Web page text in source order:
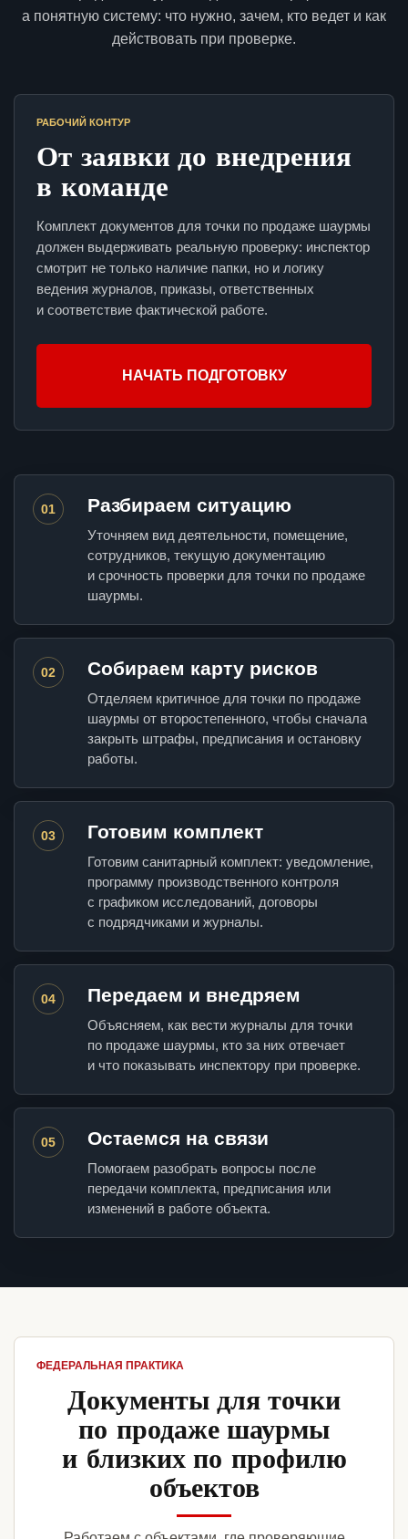
а понятную систему: что нужно, зачем, кто ведет и как
действовать при проверке.
РАБОЧИЙ КОНТУР
От заявки до внедрения
в команде
Комплект документов для точки по продаже шаурмы
должен выдерживать реальную проверку: инспектор
смотрит не только наличие папки, но и логику
ведения журналов, приказы, ответственных
и соответствие фактической работе.
НАЧАТЬ ПОДГОТОВКУ
01 Разбираем ситуацию
Уточняем вид деятельности, помещение,
сотрудников, текущую документацию
и срочность проверки для точки по продаже
шаурмы.
02 Собираем карту рисков
Отделяем критичное для точки по продаже
шаурмы от второстепенного, чтобы сначала
закрыть штрафы, предписания и остановку
работы.
03 Готовим комплект
Готовим санитарный комплект: уведомление,
программу производственного контроля
с графиком исследований, договоры
с подрядчиками и журналы.
04 Передаем и внедряем
Объясняем, как вести журналы для точки
по продаже шаурмы, кто за них отвечает
и что показывать инспектору при проверке.
05 Остаемся на связи
Помогаем разобрать вопросы после
передачи комплекта, предписания или
изменений в работе объекта.
ФЕДЕРАЛЬНАЯ ПРАКТИКА
Документы для точки
по продаже шаурмы
и близких по профилю
объектов